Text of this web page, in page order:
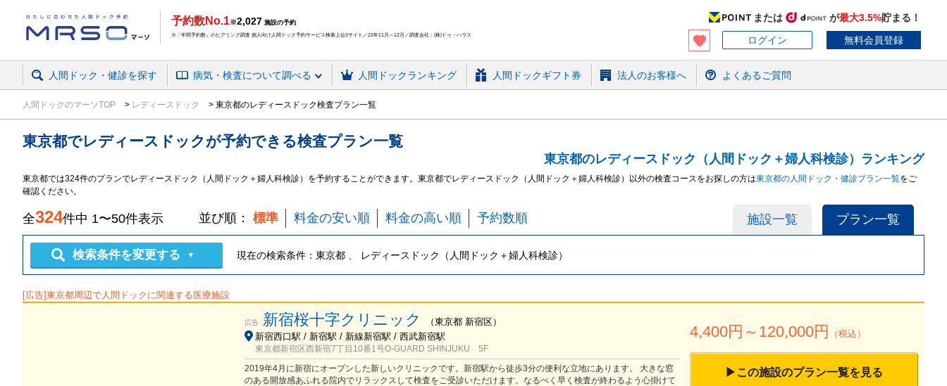
予約数No.1※2,027 施設の予約
※「年間予約数」のヒアリング調査 個人向け人間ドック予約サービス検索上位3サイト／22年11月～12月／調査会社：(株)ドゥ・ハウス
または が最大3.5%貯まる！
ログイン
無料会員登録
人間ドック・健診を探す 病気・検査について調べる 人間ドックランキング 人間ドックギフト券 法人のお客様へ よくあるご質問
人間ドックのマーソTOP レディースドック 東京都のレディースドック検査プラン一覧
東京都でレディースドックが予約できる検査プラン一覧
東京都のレディースドック（人間ドック＋婦人科検診）ランキング
東京都では324件のプランでレディースドック（人間ドック＋婦人科検診） を予約することができます。 東京都でレディースドック（人間ドック＋婦人科検診） 以外の検査コースをお探しの方は東京都の人間ドック・健診プラン一覧をご
確認ください。
施設一覧 プラン一覧
全324件中 1〜50件表示 並び順： 標準 料金の安い順 料金の高い順 予約数順
検索条件を変更する ▼ 現在の検索条件： 東京都 、 レディースドック（人間ドック＋婦人科検診）
[広告]東京都周辺で人間ドックに関連する医療施設
広告 新宿桜十字クリニック （東京都 新宿区）
新宿西口駅 / 新宿駅 / 新線新宿駅 / 西武新宿駅
東京都新宿区西新宿7丁目10番1号O-GUARD SHINJUKU 5F
2019年4月に新宿にオープンした新しいクリニックです。新宿駅から徒歩3分の便利な立地にあります。 大きな窓
のある開放感あふれる院内でリラックスして検査をご受診いただけます。なるべく早く検査が終わるよう心掛けて
4,400円～ 120,000円 （税込）
▶この施設のプラン一覧を見る